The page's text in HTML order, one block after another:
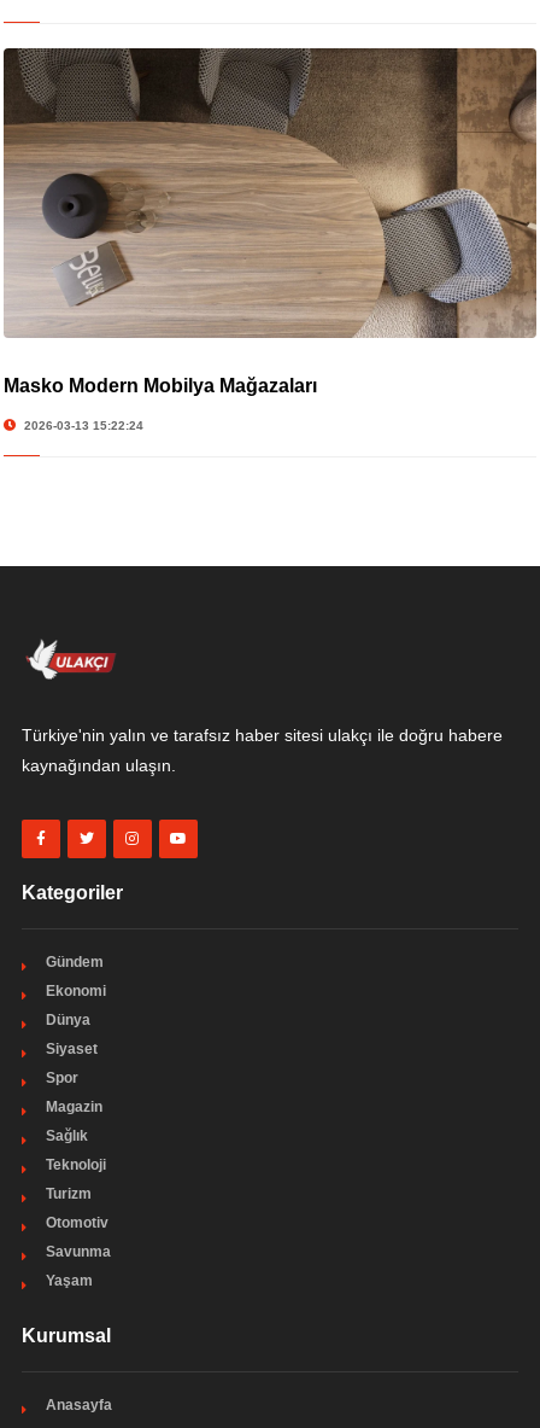
Masko Modern Mobilya Mağazaları
2026-03-13 15:22:24
Türkiye'nin yalın ve tarafsız haber sitesi ulakçı ile doğru habere
kaynağından ulaşın.
Kategoriler
Gündem
Ekonomi
Dünya
Siyaset
Spor
Magazin
Sağlık
Teknoloji
Turizm
Otomotiv
Savunma
Yaşam
Kurumsal
Anasayfa